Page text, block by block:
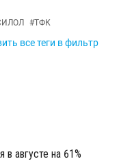
#ТФК
все теги в фильтр
августе на 61%